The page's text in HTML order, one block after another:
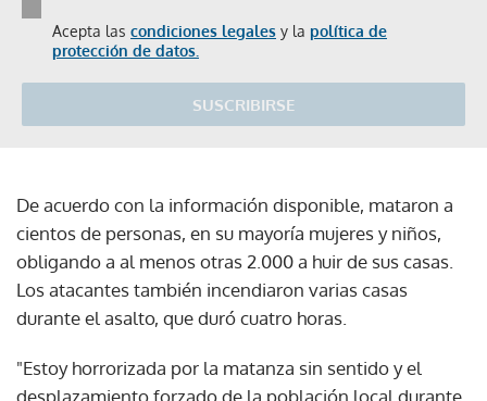
Acepta las condiciones legales y la política de
protección de datos.
SUSCRIBIRSE
De acuerdo con la información disponible, mataron a
cientos de personas, en su mayoría mujeres y niños,
obligando a al menos otras 2.000 a huir de sus casas.
Los atacantes también incendiaron varias casas
durante el asalto, que duró cuatro horas.
"Estoy horrorizada por la matanza sin sentido y el
desplazamiento forzado de la población local durante